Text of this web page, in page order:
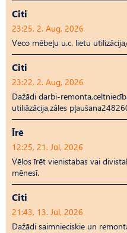
Citi
23:25, 2. Aug, 2026
Veco mēbeļu u.c. lietu
Citi
23:22, 2. Aug, 2026
Dažādi darbi-
utiliāzācija,zāles
Īrē
12:25, 21. Jūl, 2026
Vēlos īrēt vienistabas vai
mēnesī.
Citi
21:43, 13. Jūl, 2026
Dažādi saimnieciskie un